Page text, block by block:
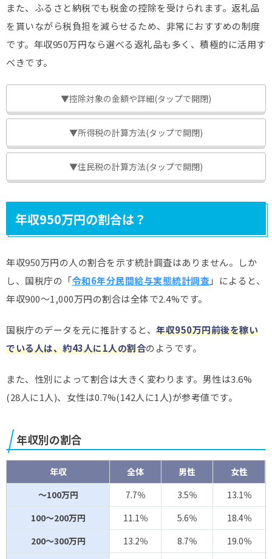
また、ふるさと納税でも税金の控除を受けられます。返礼品
を貰いながら税負担を減らせるため、非常におすすめの制度
です。年収950万円なら選べる返礼品も多く、積極的に活用す
べきです。
▼控除対象の金額や詳細(タップで開閉)
▼所得税の計算方法(タップで開閉)
▼住民税の計算方法(タップで開閉)
年収950万円の割合は？
年収950万円の人の割合を示す統計調査はありません。しか
し、国税庁の「令和6年分民間給与実態統計調査」によると、
年収900～1,000万円の割合は全体で2.4%です。
国税庁のデータを元に推計すると、 年収950万円前後を稼い
でいる人は、約43人に1人の割合のようです。
また、性別によって割合は大きく変わります。男性は3.6%
(28人に1人)、女性は0.7%(142人に1人)が参考値です。
年収別の割合
年収 全体 男性
女性
～100万円
7.7％ 3.5％
13.1％
100～200万円
11.1％ 5.6％
18.4％
200～300万円
13.2％ 8.7％
19.0％